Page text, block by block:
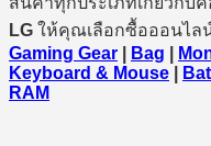
LG ให้คุณเลือกซื้อออนไล
Gaming Gear
Bag
Keyboard & Mouse
RAM